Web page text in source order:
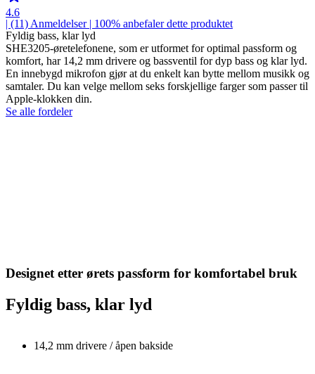
4.6
| (11) Anmeldelser| 100% anbefaler dette produktet
Fyldig bass, klar lyd
SHE3205-øretelefonene, som er utformet for optimal passform og
komfort, har 14,2 mm drivere og bassventil for dyp bass og klar lyd.
En innebygd mikrofon gjør at du enkelt kan bytte mellom musikk og
samtaler. Du kan velge mellom seks forskjellige farger som passer til
Apple-klokken din.
Se alle fordeler
Designet etter ørets passform for komfortabel bruk
Fyldig bass, klar lyd
14,2 mm drivere / åpen bakside